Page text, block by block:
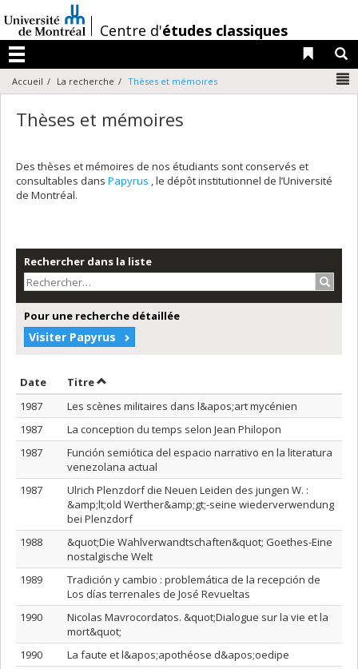
au
contenu
/
Centre d'études classiques
Menu
Liens
Accueil La recherche Thèses et mémoires
Thèses et mémoires
Des thèses et mémoires de nos étudiants sont conservés et
consultables dans Papyrus , le dépôt institutionnel de l’Université
de Montréal.
Rechercher dans la liste
Pour une recherche détaillée
Visiter Papyrus
Date Trier par date en ordre décroissant
TitreTrier par titre en ordre décroissant
1987
Les scènes militaires dans l&apos;art mycénien
1987
La conception du temps selon Jean Philopon
1987
Función semiótica del espacio narrativo en la literatura
venezolana actual
1987
Ulrich Plenzdorf die Neuen Leiden des jungen W. :
&amp;lt;old Werther&amp;gt;-seine wiederverwendung
bei Plenzdorf
1988
&quot;Die Wahlverwandtschaften&quot; Goethes-Eine
nostalgische Welt
1989
Tradición y cambio : problemática de la recepción de
Los días terrenales de José Revueltas
1990
Nicolas Mavrocordatos. &quot;Dialogue sur la vie et la
mort&quot;
1990
La faute et l&apos;apothéose d&apos;oedipe